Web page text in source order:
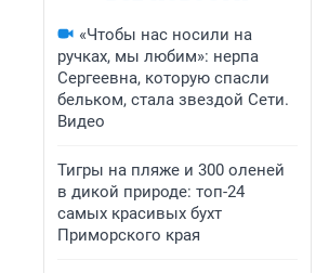
«Чтобы нас носили на
ручках, мы любим»: нерпа
Сергеевна, которую спасли
бельком, стала звездой Сети.
Видео
Тигры на пляже и 300 оленей
в дикой природе: топ-24
самых красивых бухт
Приморского края